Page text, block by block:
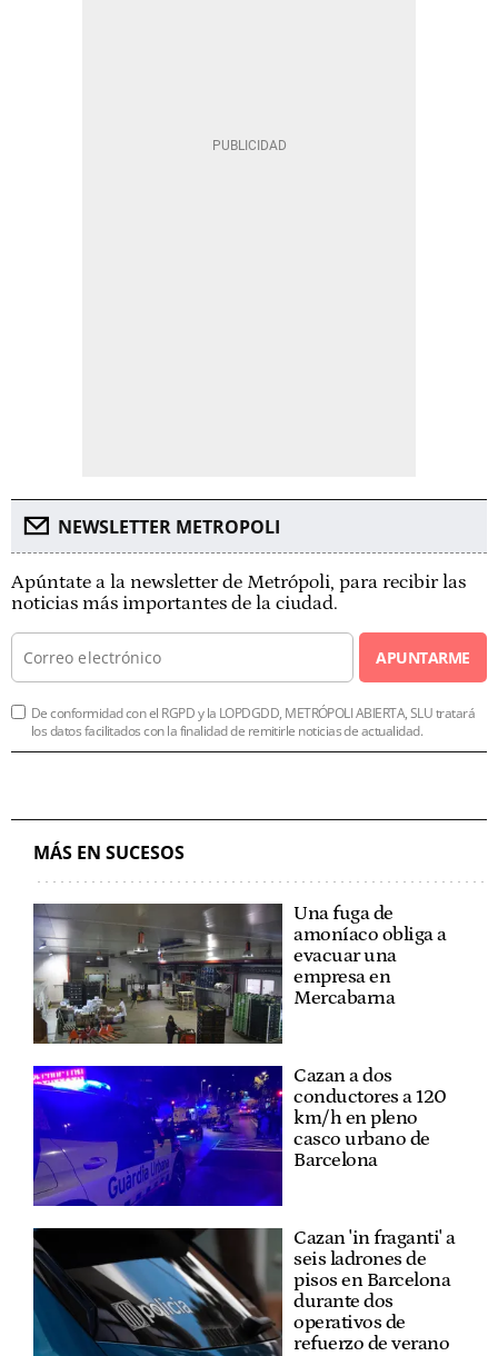
NEWSLETTER METROPOLI
Apúntate a la newsletter de Metrópoli, para recibir las
noticias más importantes de la ciudad.
APUNTARME
De conformidad con el RGPD y la LOPDGDD, METRÓPOLI ABIERTA, SLU tratará
los datos facilitados con la finalidad de remitirle noticias de actualidad.
MÁS EN SUCESOS
Una fuga de
amoníaco obliga a
evacuar una
empresa en
Mercabarna
Cazan a dos
conductores a 120
km/h en pleno
casco urbano de
Barcelona
Cazan 'in fraganti' a
seis ladrones de
pisos en Barcelona
durante dos
operativos de
refuerzo de verano